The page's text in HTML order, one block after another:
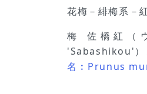
花梅－緋梅系－
梅 佐橋紅（
'Sabashikou'）
名︰Prunus